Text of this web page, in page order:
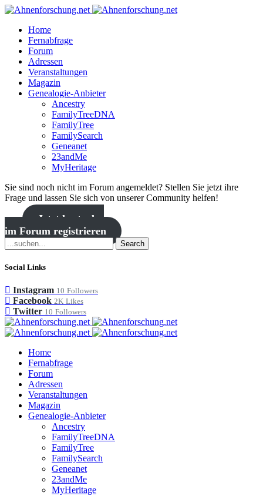
Home
Fernabfrage
Forum
Adressen
Veranstaltungen
Magazin
Genealogie-Anbieter
Ancestry
FamilyTreeDNA
FamilyTree
FamilySearch
Geneanet
23andMe
MyHeritage
Sie sind noch nicht im Forum angemeldet? Stellen Sie jetzt ihre
Frage und lassen Sie sich von unserer Community helfen!
Jetzt kostenlos
im Forum registrieren
Search
Social Links
Instagram 10 Followers
Facebook 2K Likes
Twitter 10 Followers
Home
Fernabfrage
Forum
Adressen
Veranstaltungen
Magazin
Genealogie-Anbieter
Ancestry
FamilyTreeDNA
FamilyTree
FamilySearch
Geneanet
23andMe
MyHeritage